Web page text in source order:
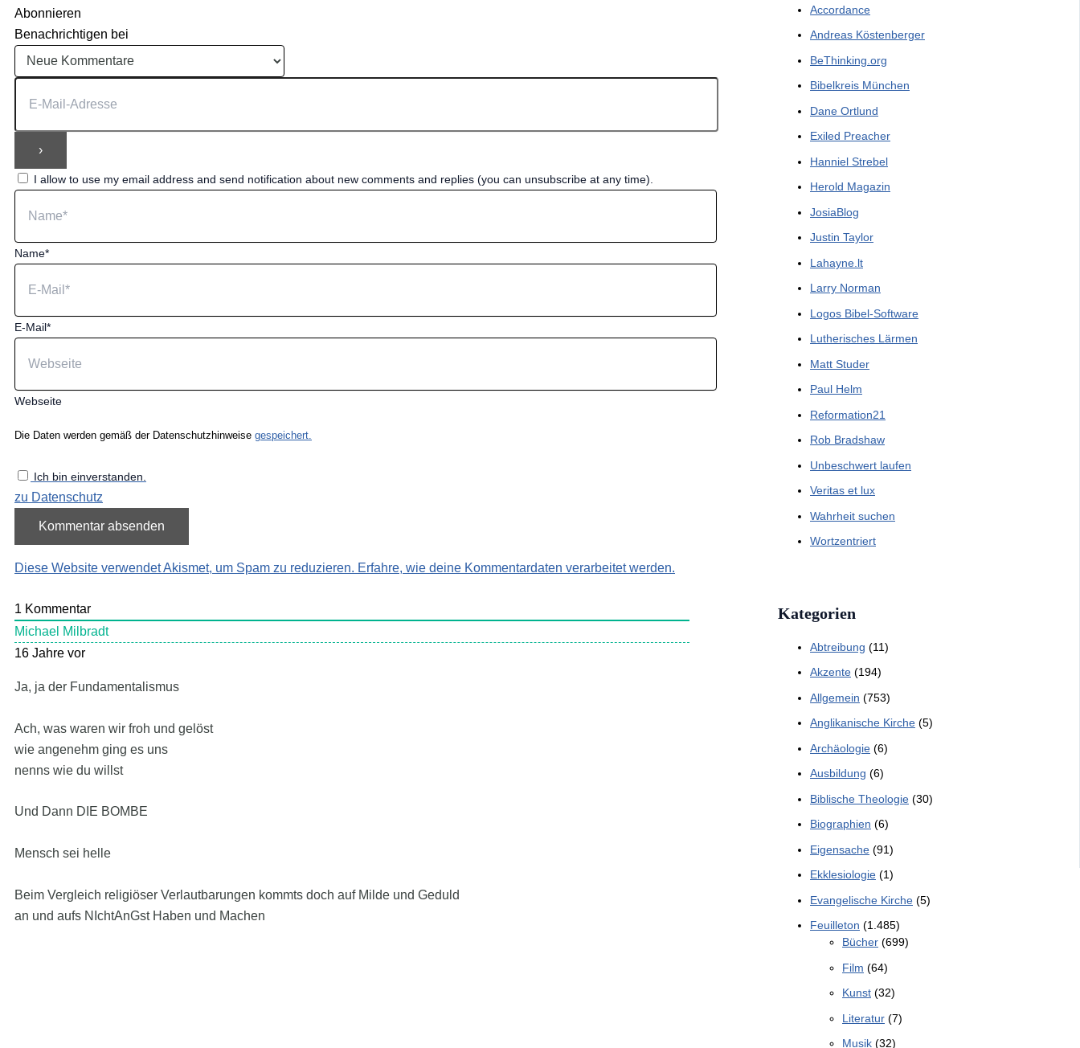
Abonnieren
Benachrichtigen bei
I allow to use my email address and send notification about new comments and replies (you can unsubscribe at any time).
Name*
E-Mail*
Webseite
Die Daten werden gemäß der Datenschutzhinweise gespeichert.
Ich bin einverstanden.
zu Datenschutz
Diese Website verwendet Akismet, um Spam zu reduzieren. Erfahre, wie deine Kommentardaten verarbeitet werden.
1 Kommentar
Michael Milbradt
16 Jahre vor
Ja, ja der Fundamentalismus
Ach, was waren wir froh und gelöst
wie angenehm ging es uns
nenns wie du willst
Und Dann DIE BOMBE
Mensch sei helle
Beim Vergleich religiöser Verlautbarungen kommts doch auf Milde und Geduld
an und aufs NIchtAnGst Haben und Machen
Accordance
Andreas Köstenberger
BeThinking.org
Bibelkreis München
Dane Ortlund
Exiled Preacher
Hanniel Strebel
Herold Magazin
JosiaBlog
Justin Taylor
Lahayne.lt
Larry Norman
Logos Bibel-Software
Lutherisches Lärmen
Matt Studer
Paul Helm
Reformation21
Rob Bradshaw
Unbeschwert laufen
Veritas et lux
Wahrheit suchen
Wortzentriert
Kategorien
Abtreibung (11)
Akzente (194)
Allgemein (753)
Anglikanische Kirche (5)
Archäologie (6)
Ausbildung (6)
Biblische Theologie (30)
Biographien (6)
Eigensache (91)
Ekklesiologie (1)
Evangelische Kirche (5)
Feuilleton (1.485)
Bücher (699)
Film (64)
Kunst (32)
Literatur (7)
Musik (32)